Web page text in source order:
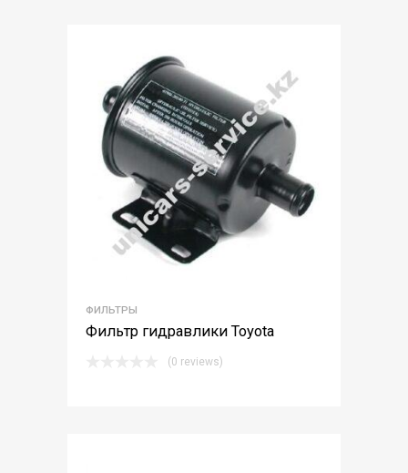
ФИЛЬТРЫ
Фильтр гидравлики Toyota
(0 reviews)